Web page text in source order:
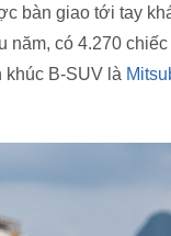
bàn giao tới tay
năm, có 4.270
khúc B-SUV là